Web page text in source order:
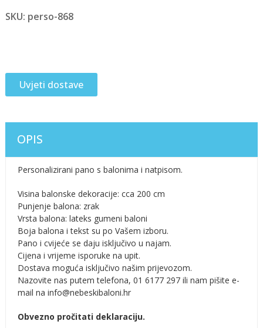
SKU: perso-868
Uvjeti dostave
OPIS
Personalizirani pano s balonima i natpisom.
Visina balonske dekoracije: cca 200 cm
Punjenje balona: zrak
Vrsta balona: lateks gumeni baloni
Boja balona i tekst su po Vašem izboru.
Pano i cvijeće se daju isključivo u najam.
Cijena i vrijeme isporuke na upit.
Dostava moguća isključivo našim prijevozom.
Nazovite nas putem telefona, 01 6177 297 ili nam pišite e-
mail na info@nebeskibaloni.hr
Obvezno pročitati deklaraciju.